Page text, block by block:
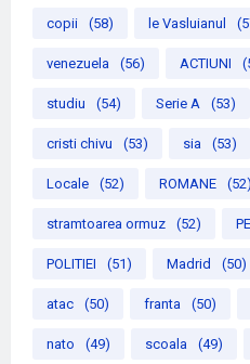
copii (58) le Vasluianul
venezuela (56) ACTIUNI
studiu (54) Serie A (53)
cristi chivu (53) sia (53)
Locale (52) ROMANE (52)
stramtoarea ormuz (52)
POLITIEI (51) Madrid (50)
atac (50) franta (50)
nato (49) scoala (49)